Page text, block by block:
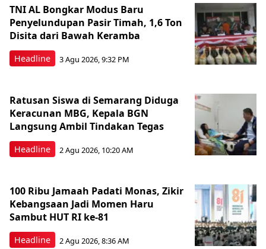
Headline
TNI AL Bongkar Modus Baru
Penyelundupan Pasir Timah, 1,6 Ton
Disita dari Bawah Keramba
3 Agu 2026, 9:32 PM
Headline
Ratusan Siswa di Semarang Diduga
Keracunan MBG, Kepala BGN
Langsung Ambil Tindakan Tegas
2 Agu 2026, 10:20 AM
Headline
100 Ribu Jamaah Padati Monas, Zikir
Kebangsaan Jadi Momen Haru
Sambut HUT RI ke-81
2 Agu 2026, 8:36 AM